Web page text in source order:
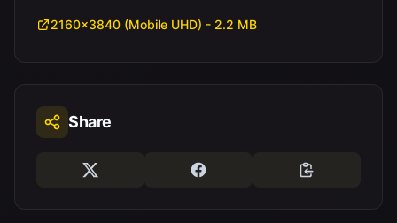
2160x3840 (Mobile UHD) - 2.2 MB
Share